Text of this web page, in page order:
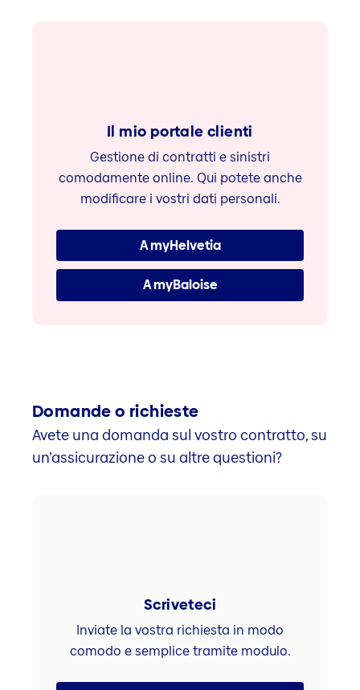
Il mio portale clienti
Gestione di contratti e sinistri
comodamente online. Qui potete anche
modificare i vostri dati personali.
A myHelvetia
A myBaloise
Domande o richieste
Avete una domanda sul vostro contratto, su
un’assicurazione o su altre questioni?
Scriveteci
Inviate la vostra richiesta in modo
comodo e semplice tramite modulo.